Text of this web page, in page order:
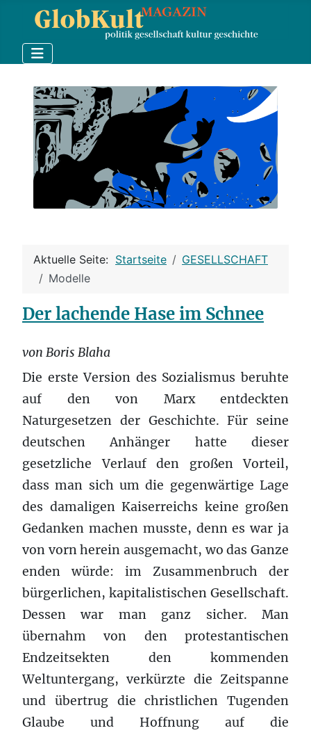
Aktuelle Seite: Startseite
GESELLSCHAFT
Modelle
Der lachende Hase im Schnee
von Boris Blaha
Die erste Version des Sozialismus beruhte
auf den von Marx entdeckten
Naturgesetzen der Geschichte. Für seine
deutschen Anhänger hatte dieser
gesetzliche Verlauf den großen Vorteil,
dass man sich um die gegenwärtige Lage
des damaligen Kaiserreichs keine großen
Gedanken machen musste, denn es war ja
von vorn herein ausgemacht, wo das Ganze
enden würde: im Zusammenbruch der
bürgerlichen, kapitalistischen Gesellschaft.
Dessen war man ganz sicher. Man
übernahm von den protestantischen
Endzeitsekten den kommenden
Weltuntergang, verkürzte die Zeitspanne
und übertrug die christlichen Tugenden
Glaube und Hoffnung auf die